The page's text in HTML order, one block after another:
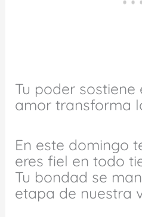
Tu poder sostiene
amor transforma
En este domingo
eres fiel en todo
Tu bondad se
etapa de nuestra